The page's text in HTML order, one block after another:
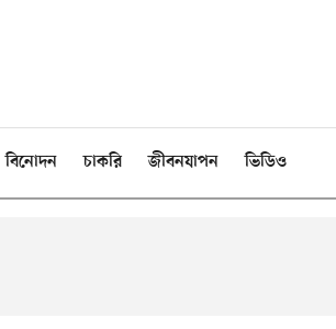
বিনোদন চাকরি জীবনযাপন ভিডিও